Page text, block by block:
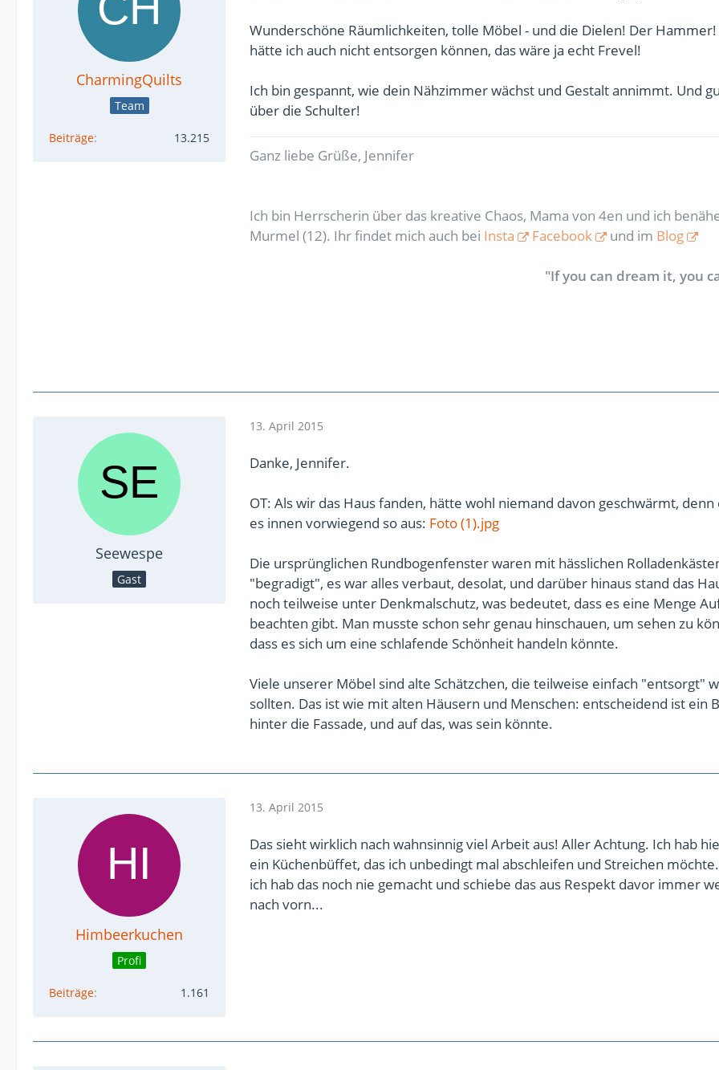
CharmingQuilts
Team
Beiträge 13.215
Wunderschöne Räumlichkeiten, tolle Möbel - und die Dielen! Der
hätte ich auch nicht entsorgen können, das wäre ja echt Frevel!
Ich bin gespannt, wie dein Nähzimmer wächst und Gestalt annimmt. Und
über die Schulter!
Ganz liebe Grüße, Jennifer
Ich bin Herrscherin über das kreative Chaos, Mama von 4en und ich
Murmel (12). Ihr findet mich auch bei Insta Facebook und im Blog
"If you can dream it, you
Seewespe
Gast
13. April 2015
Danke, Jennifer.
OT: Als wir das Haus fanden, hätte wohl niemand davon geschwärmt, denn
es innen vorwiegend so aus: Foto (1).jpg
Die ursprünglichen Rundbogenfenster waren mit hässlichen
"begradigt", es war alles verbaut, desolat, und darüber hinaus stand das
noch teilweise unter Denkmalschutz, was bedeutet, dass es eine Menge
beachten gibt. Man musste schon sehr genau hinschauen, um sehen zu
dass es sich um eine schlafende Schönheit handeln könnte.
Viele unserer Möbel sind alte Schätzchen, die teilweise einfach "entsorgt"
sollten. Das ist wie mit alten Häusern und Menschen: entscheidend ist ein
hinter die Fassade, und auf das, was sein könnte.
Himbeerkuchen
Profi
Beiträge 1.161
13. April 2015
Das sieht wirklich nach wahnsinnig viel Arbeit aus! Aller Achtung. Ich hab
ein Küchenbüffet, das ich unbedingt mal abschleifen und Streichen
ich hab das noch nie gemacht und schiebe das aus Respekt davor immer
nach vorn...